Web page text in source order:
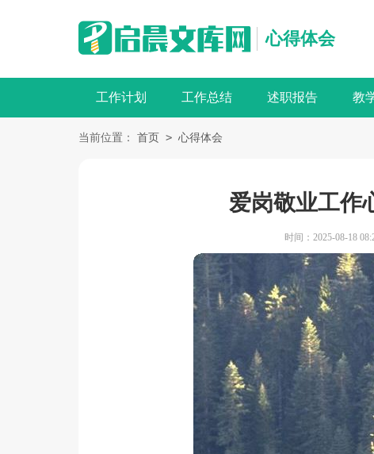
心得体会
工作计划 工作总结 述职报告 教
当前位置： 首页 > 心得体会
爱岗敬业工作
时间：2025-08-18